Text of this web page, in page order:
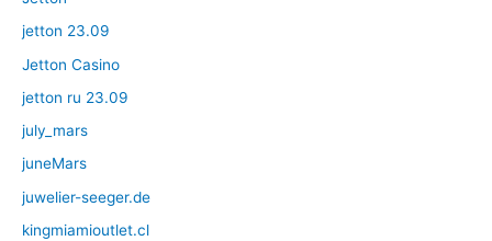
jetton 23.09
Jetton Casino
jetton ru 23.09
july_mars
juneMars
juwelier-seeger.de
kingmiamioutlet.cl